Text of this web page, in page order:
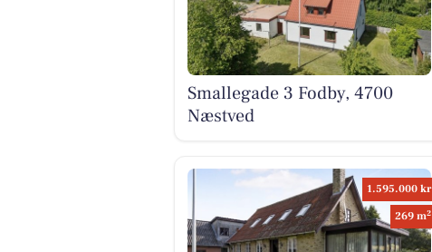
Smallegade 3 Fodby, 4700
Næstved
1.595.000 kr
269 m2